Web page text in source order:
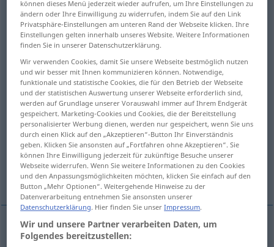
Übersicht aller Übersetzungen
(Für mehr Details die Übersetzung anklicken/antippen)
ankündigen, in Aussicht stellen
verkündigen, ankündigen, bekannt machen,
ansagen, aufrufen
zeigen, verraten, enthüllen anmelden
durchsagen
ankünd(ig)en, inAussichtstellen
können dieses Menü jederzeit wieder aufrufen, um Ihre Einstellungen zu
ändern oder Ihre Einwilligung zu widerrufen, indem Sie auf den Link
Privatsphäre-Einstellungen am unteren Rand der Webseite klicken. Ihre
Einstellungen gelten innerhalb unseres Website. Weitere Informationen
finden Sie in unserer Datenschutzerklärung.
Wir verwenden Cookies, damit Sie unsere Webseite bestmöglich nutzen
und wir besser mit Ihnen kommunizieren können. Notwendige,
funktionale und statistische Cookies, die für den Betrieb der Webseite
und der statistischen Auswertung unserer Webseite erforderlich sind,
werden auf Grundlage unserer Vorauswahl immer auf Ihrem Endgerät
gespeichert. Marketing-Cookies und Cookies, die der Bereitstellung
personalisierter Werbung dienen, werden nur gespeichert, wenn Sie uns
durch einen Klick auf den „Akzeptieren“-Button Ihr Einverständnis
geben. Klicken Sie ansonsten auf „Fortfahren ohne Akzeptieren“. Sie
können Ihre Einwilligung jederzeit für zukünftige Besuche unserer
Webseite widerrufen. Wenn Sie weitere Informationen zu den Cookies
und den Anpassungsmöglichkeiten möchten, klicken Sie einfach auf den
Button „Mehr Optionen“. Weitergehende Hinweise zu der
Datenverarbeitung entnehmen Sie ansonsten unserer
Datenschutzerklärung. Hier finden Sie unserImpressum.
Wir und unsere Partner verarbeiten Daten, um
Folgendes bereitzustellen: